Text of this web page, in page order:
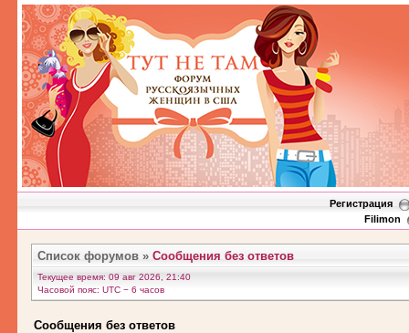
Регистрация
Filimon
Список форумов » Сообщения без ответов
Текущее время: 09 авг 2026, 21:40
Часовой пояс: UTC − 6 часов
Сообщения без ответов